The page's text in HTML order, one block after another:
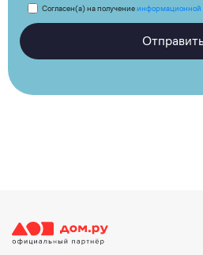
Согласен(а) на получениеинформационной